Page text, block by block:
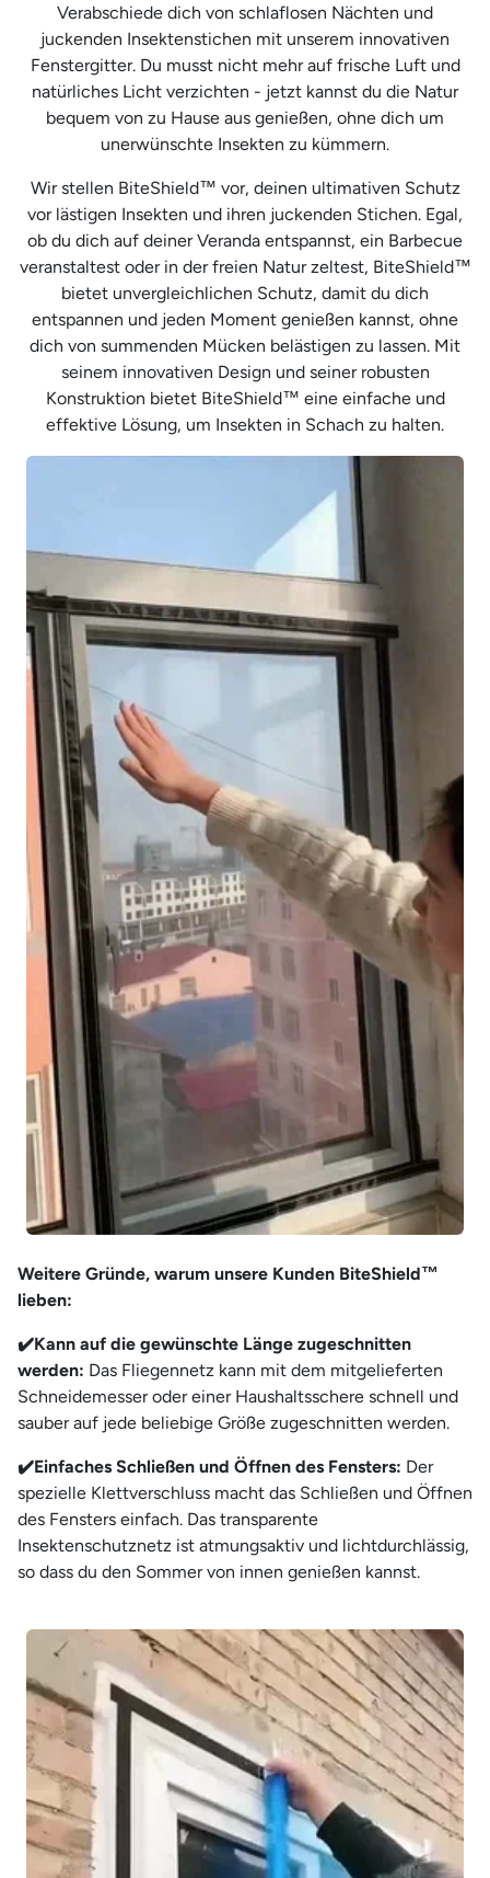
Verabschiede dich von schlaflosen Nächten und
juckenden Insektenstichen mit unserem innovativen
Fenstergitter. Du musst nicht mehr auf frische Luft und
natürliches Licht verzichten - jetzt kannst du die Natur
bequem von zu Hause aus genießen, ohne dich um
unerwünschte Insekten zu kümmern.
Wir stellen BiteShield™ vor, deinen ultimativen Schutz
vor lästigen Insekten und ihren juckenden Stichen. Egal,
ob du dich auf deiner Veranda entspannst, ein Barbecue
veranstaltest oder in der freien Natur zeltest, BiteShield™
bietet unvergleichlichen Schutz, damit du dich
entspannen und jeden Moment genießen kannst, ohne
dich von summenden Mücken belästigen zu lassen. Mit
seinem innovativen Design und seiner robusten
Konstruktion bietet BiteShield™ eine einfache und
effektive Lösung, um Insekten in Schach zu halten.
Weitere Gründe, warum unsere Kunden BiteShield™
lieben:
✔️Kann auf die gewünschte Länge zugeschnitten
werden: Das Fliegennetz kann mit dem mitgelieferten
Schneidemesser oder einer Haushaltsschere schnell und
sauber auf jede beliebige Größe zugeschnitten werden.
✔️Einfaches Schließen und Öffnen des Fensters: Der
spezielle Klettverschluss macht das Schließen und Öffnen
des Fensters einfach. Das transparente
Insektenschutznetz ist atmungsaktiv und lichtdurchlässig,
so dass du den Sommer von innen genießen kannst.